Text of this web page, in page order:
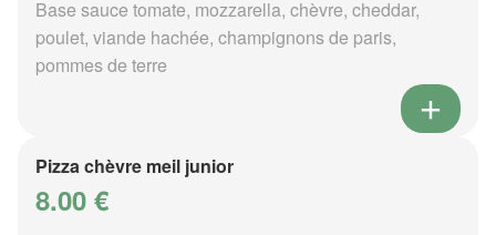
Base sauce tomate, mozzarella, chèvre, cheddar,
poulet, viande hachée, champignons de paris,
pommes de terre
Pizza chèvre meil junior
8.00 €